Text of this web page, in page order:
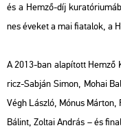
és a Hemző-díj
nes éve­ket a mai fi­a­ta­lok, a
A 2013-ban ala­pí­tott
ricz-Sab­ján Simon, Mohai
Végh Lász­ló, Mónus
Bá­lint, Zol­tai And­rás – és